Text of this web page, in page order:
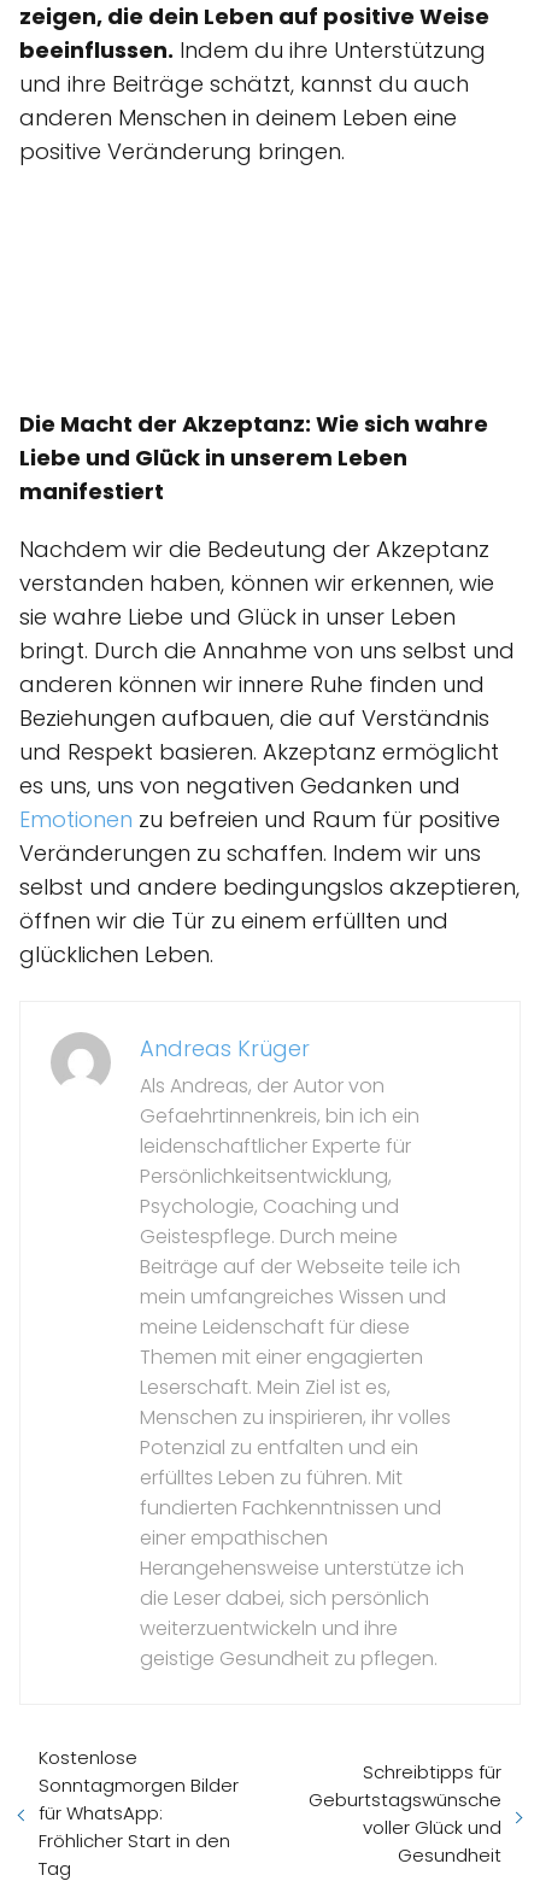
zeigen, die dein Leben auf positive Weise
beeinflussen. Indem du ihre Unterstützung
und ihre Beiträge schätzt, kannst du auch
anderen Menschen in deinem Leben eine
positive Veränderung bringen.
Die Macht der Akzeptanz: Wie sich wahre
Liebe und Glück in unserem Leben
manifestiert
Nachdem wir die Bedeutung der Akzeptanz
verstanden haben, können wir erkennen, wie
sie wahre Liebe und Glück in unser Leben
bringt. Durch die Annahme von uns selbst und
anderen können wir innere Ruhe finden und
Beziehungen aufbauen, die auf Verständnis
und Respekt basieren. Akzeptanz ermöglicht
es uns, uns von negativen Gedanken und
Emotionen zu befreien und Raum für positive
Veränderungen zu schaffen. Indem wir uns
selbst und andere bedingungslos akzeptieren,
öffnen wir die Tür zu einem erfüllten und
glücklichen Leben.
Andreas Krüger
Als Andreas, der Autor von
Gefaehrtinnenkreis, bin ich ein
leidenschaftlicher Experte für
Persönlichkeitsentwicklung,
Psychologie, Coaching und
Geistespflege. Durch meine
Beiträge auf der Webseite teile ich
mein umfangreiches Wissen und
meine Leidenschaft für diese
Themen mit einer engagierten
Leserschaft. Mein Ziel ist es,
Menschen zu inspirieren, ihr volles
Potenzial zu entfalten und ein
erfülltes Leben zu führen. Mit
fundierten Fachkenntnissen und
einer empathischen
Herangehensweise unterstütze ich
die Leser dabei, sich persönlich
weiterzuentwickeln und ihre
geistige Gesundheit zu pflegen.
Kostenlose
Sonntagmorgen Bilder
für WhatsApp:
Fröhlicher Start in den
Tag
Schreibtipps für
Geburtstagswünsche
voller Glück und
Gesundheit